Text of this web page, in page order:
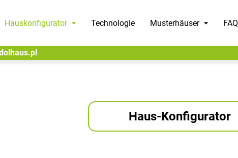
Hauskonfigurator Technologie Musterhäuser FAQ
Haus-Konfigurator